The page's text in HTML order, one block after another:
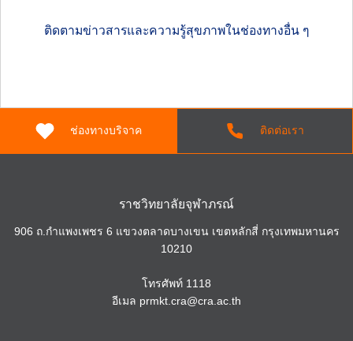
ติดตามข่าวสารและความรู้สุขภาพในช่องทางอื่น ๆ
ช่องทางบริจาค ติดต่อเรา
ราชวิทยาลัยจุฬาภรณ์
906 ถ.กำแพงเพชร 6 แขวงตลาดบางเขน เขตหลักสี่ กรุงเทพมหานคร
10210
โทรศัพท์ 1118
อีเมล prmkt.cra@cra.ac.th